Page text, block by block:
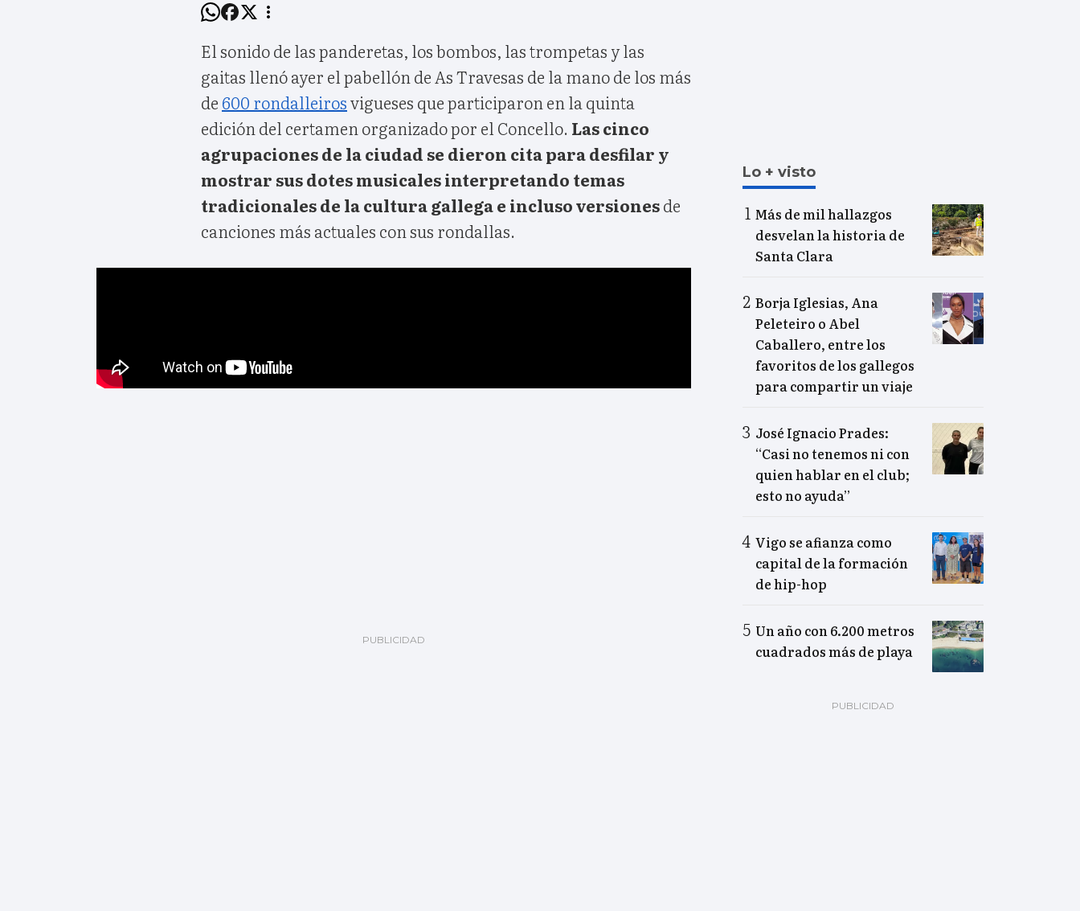
El sonido de las panderetas, los bombos, las trompetas y las
gaitas llenó ayer el pabellón de As Travesas de la mano de los más
de 600 rondalleirosvigueses que participaron en la quinta
edición del certamen organizado por el Concello. Las cinco
agrupaciones de la ciudad se dieron cita para desfilar y
mostrar sus dotes musicales interpretando temas
tradicionales de la cultura gallega e incluso versionesde
canciones más actuales con sus rondallas.
Lo + visto
Más de mil hallazgos
desvelan la historia de
Santa Clara
Borja Iglesias, Ana
Peleteiro o Abel
Caballero, entre los
favoritos de los gallegos
para compartir un viaje
José Ignacio Prades:
“Casi no tenemos ni con
quien hablar en el club;
esto no ayuda”
Vigo se afianza como
capital de la formación
de hip-hop
Un año con 6.200 metros
cuadrados más de playa